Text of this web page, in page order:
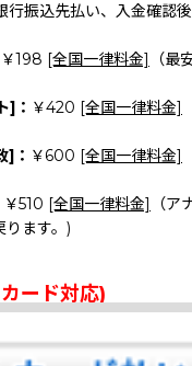
振込先払い、入金確認後
￥198 [全国一律料金] （
]： ￥420 [全国一律料金]
]： ￥600 [全国一律料金]
￥510 [全国一律料金]
（
ります。)
ード対応)